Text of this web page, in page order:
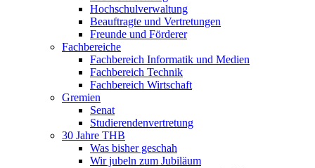
Hochschulverwaltung
Beauftragte und Vertretungen
Freunde und Förderer
Fachbereiche
Fachbereich Informatik und Medien
Fachbereich Technik
Fachbereich Wirtschaft
Gremien
Senat
Studierendenvertretung
30 Jahre THB
Was bisher geschah
Wir jubeln zum Jubiläum